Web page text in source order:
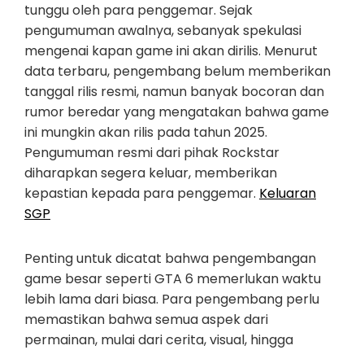
tunggu oleh para penggemar. Sejak
pengumuman awalnya, sebanyak spekulasi
mengenai kapan game ini akan dirilis. Menurut
data terbaru, pengembang belum memberikan
tanggal rilis resmi, namun banyak bocoran dan
rumor beredar yang mengatakan bahwa game
ini mungkin akan rilis pada tahun 2025.
Pengumuman resmi dari pihak Rockstar
diharapkan segera keluar, memberikan
kepastian kepada para penggemar. Keluaran
SGP
Penting untuk dicatat bahwa pengembangan
game besar seperti GTA 6 memerlukan waktu
lebih lama dari biasa. Para pengembang perlu
memastikan bahwa semua aspek dari
permainan, mulai dari cerita, visual, hingga